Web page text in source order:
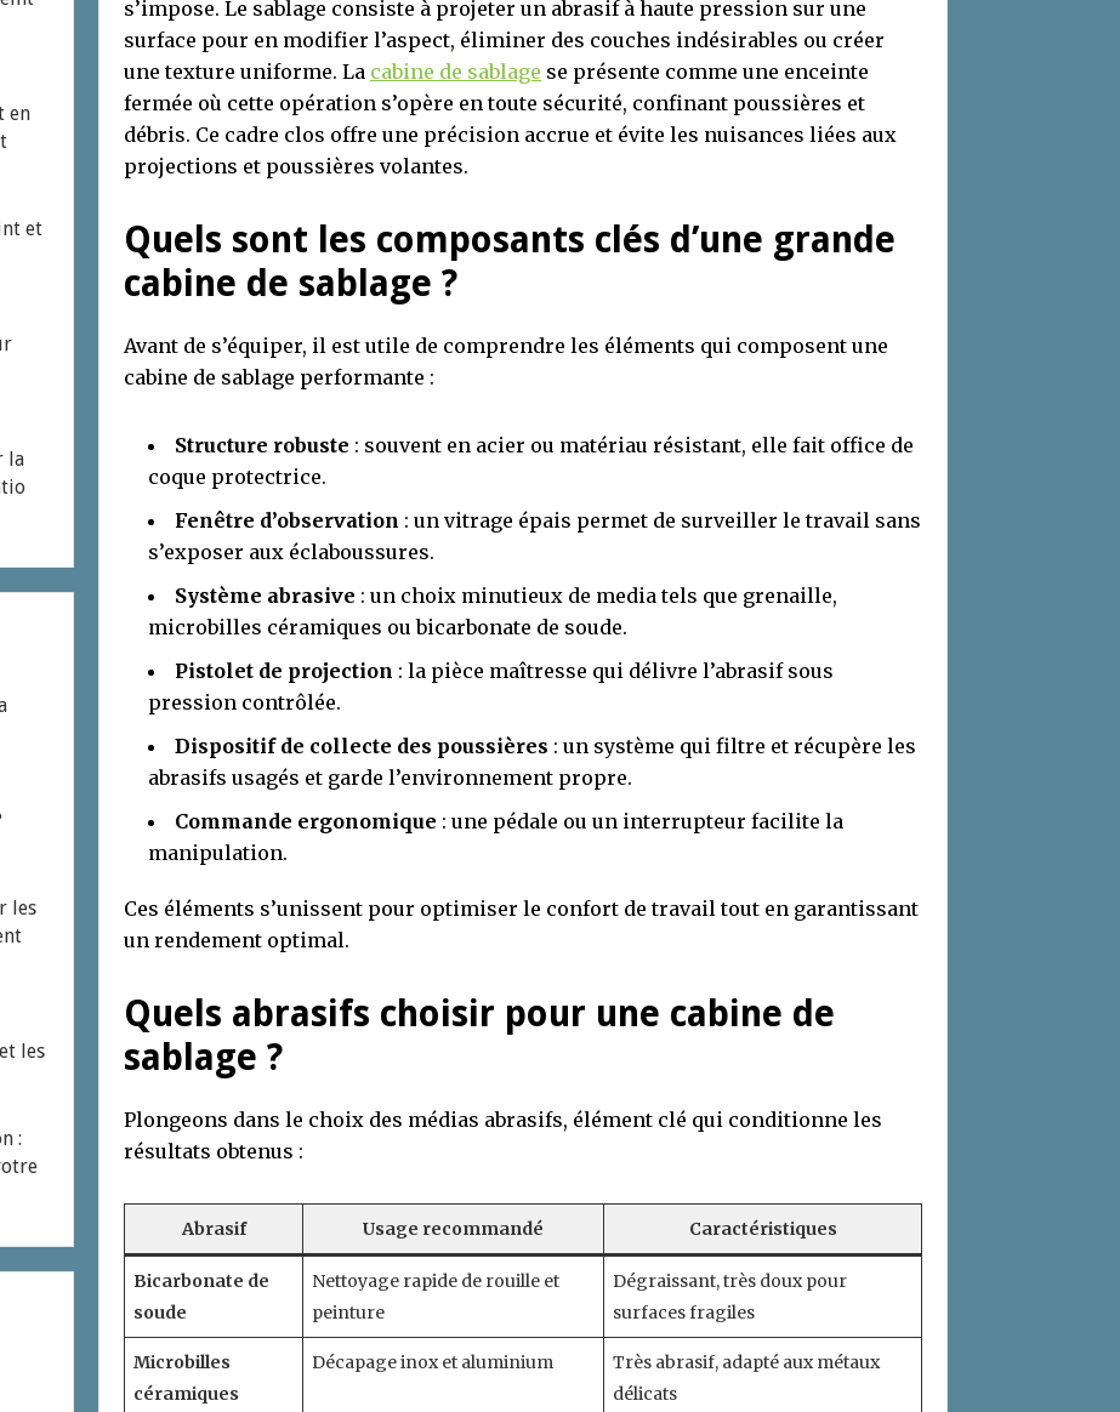
s’impose. Le sablage consiste à projeter un abrasif à haute pression sur une
surface pour en modifier l’aspect, éliminer des couches indésirables ou créer
une texture uniforme. La cabine de sablage se présente comme une enceinte
fermée où cette opération s’opère en toute sécurité, confinant poussières et
débris. Ce cadre clos offre une précision accrue et évite les nuisances liées aux
projections et poussières volantes.
Quels sont les composants clés d’une grande
cabine de sablage ?
Avant de s’équiper, il est utile de comprendre les éléments qui composent une
cabine de sablage performante :
Structure robuste : souvent en acier ou matériau résistant, elle fait office de
coque protectrice.
Fenêtre d’observation : un vitrage épais permet de surveiller le travail sans
s’exposer aux éclaboussures.
Système abrasive : un choix minutieux de media tels que grenaille,
microbilles céramiques ou bicarbonate de soude.
Pistolet de projection : la pièce maîtresse qui délivre l’abrasif sous
pression contrôlée.
Dispositif de collecte des poussières : un système qui filtre et récupère les
abrasifs usagés et garde l’environnement propre.
Commande ergonomique : une pédale ou un interrupteur facilite la
manipulation.
Ces éléments s’unissent pour optimiser le confort de travail tout en garantissant
un rendement optimal.
Quels abrasifs choisir pour une cabine de
sablage ?
Plongeons dans le choix des médias abrasifs, élément clé qui conditionne les
résultats obtenus :
Abrasif Usage recommandé Caractéristiques
Bicarbonate de
soude
Nettoyage rapide de rouille et
peinture
Dégraissant, très doux pour
surfaces fragiles
Microbilles
céramiques
Décapage inox et aluminium
Très abrasif, adapté aux métaux
délicats
en
et
la
les
les
: